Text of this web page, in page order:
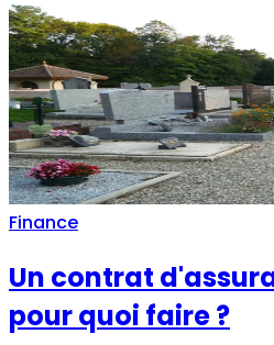
Finance
Un contrat
pour quoi faire ?